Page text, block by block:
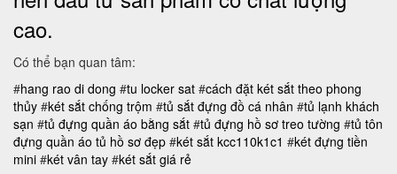
cao.
Có thể bạn quan tâm:
#hang rao di dong #tu locker sat #cách đặt két sắt theo phong
thủy #két sắt chống trộm #tủ sắt đựng đồ cá nhân #tủ lạnh khách
sạn #tủ đựng quần áo bằng sắt #tủ đựng hồ sơ treo tường #tủ tôn
đựng quần áo tủ hồ sơ đẹp #két sắt kcc110k1c1 #két đựng tiền
mini #két vân tay #két sắt giá rẻ